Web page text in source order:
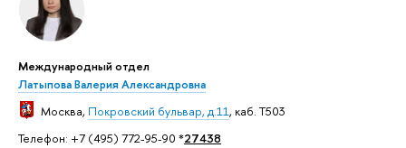
Международный отдел
Латыпова Валерия Александровна
Москва, Покровский бульвар, д.11, каб. T503
Телефон: +7 (495) 772-95-90 *27438